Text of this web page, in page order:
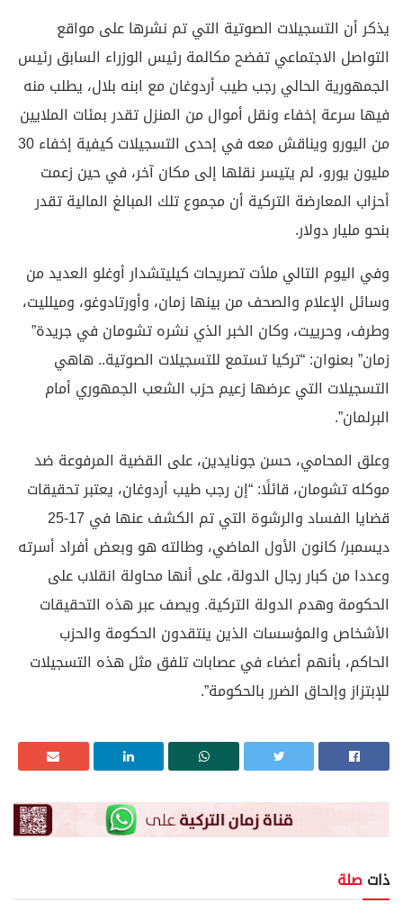
يذكر أن التسجيلات الصوتية التي تم نشرها على مواقع
التواصل الاجتماعي تفضح مكالمة رئيس الوزراء السابق رئيس
الجمهورية الحالي رجب طيب أردوغان مع ابنه بلال، يطلب منه
فيها سرعة إخفاء ونقل أموال من المنزل تقدر بمئات الملايين
من اليورو ويناقش معه في إحدى التسجيلات كيفية إخفاء 30
مليون يورو، لم يتيسر نقلها إلى مكان آخر، في حين زعمت
أحزاب المعارضة التركية أن مجموع تلك المبالغ المالية تقدر
بنحو مليار دولار.
وفي اليوم التالي ملأت تصريحات كيليتشدار أوغلو العديد من
وسائل الإعلام والصحف من بينها زمان، وأورتادوغو، وميلليت،
وطرف، وحرييت، وكان الخبر الذي نشره تشومان في جريدة”
زمان” بعنوان: “تركيا تستمع للتسجيلات الصوتية.. هاهي
التسجيلات التي عرضها زعيم حزب الشعب الجمهوري أمام
البرلمان”.
وعلق المحامي، حسن جونايدين، على القضية المرفوعة ضد
موكله تشومان، قائلًا: “إن رجب طيب أردوغان، يعتبر تحقيقات
قضايا الفساد والرشوة التي تم الكشف عنها في 17-25
ديسمبر/ كانون الأول الماضي، وطالته هو وبعض أفراد أسرته
وعددا من كبار رجال الدولة، على أنها محاولة انقلاب على
الحكومة وهدم الدولة التركية. ويصف عبر هذه التحقيقات
الأشخاص والمؤسسات الذين ينتقدون الحكومة والحزب
الحاكم، بأنهم أعضاء في عصابات تلفق مثل هذه التسجيلات
للإبتزاز وإلحاق الضرر بالحكومة”.
ذات صلة